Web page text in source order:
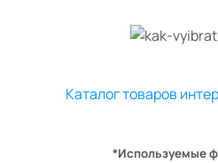
Каталог товаров
*Используемые